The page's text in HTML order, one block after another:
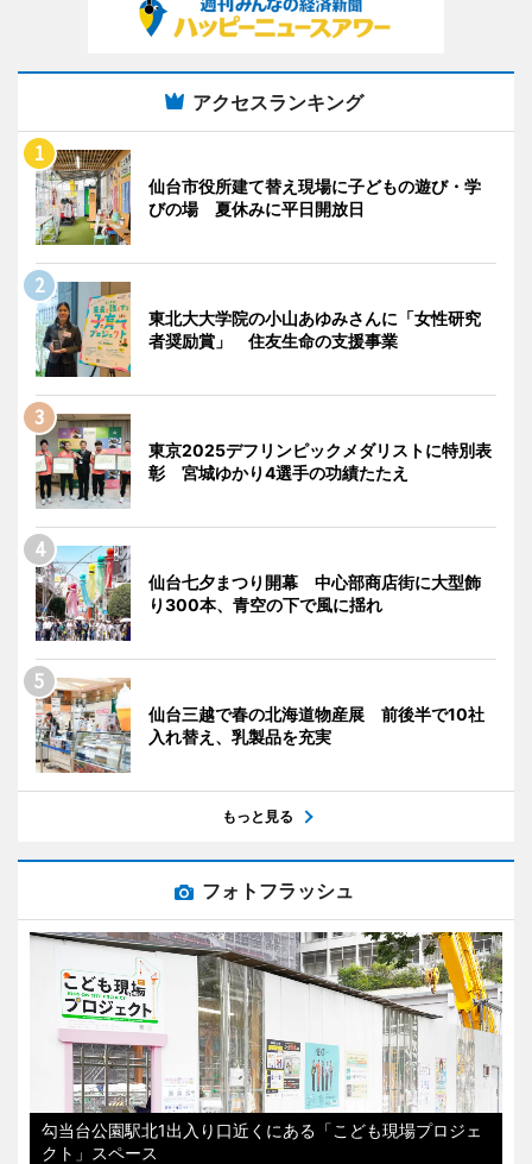
アクセスランキング
仙台市役所建て替え現場に子どもの遊び・学
びの場 夏休みに平日開放日
東北大大学院の小山あゆみさんに「女性研究
者奨励賞」 住友生命の支援事業
東京2025デフリンピックメダリストに特別表
彰 宮城ゆかり4選手の功績たたえ
仙台七夕まつり開幕 中心部商店街に大型飾
り300本、青空の下で風に揺れ
仙台三越で春の北海道物産展 前後半で10社
入れ替え、乳製品を充実
もっと見る
フォトフラッシュ
勾当台公園駅北1出入り口近くにある「こども現場プロジェ
クト」スペース